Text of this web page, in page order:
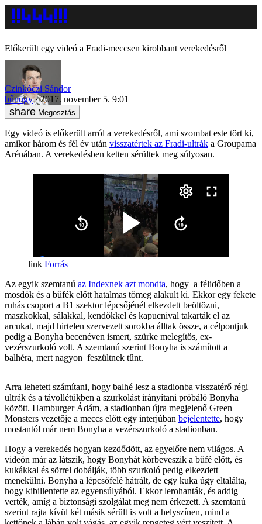
Előkerült egy videó a Fradi-meccsen kirobbant verekedésről
Czinkóczi Sándor
bűnügy
2017. november 5. 9:01
Megosztás
Egy videó is előkerült arról a verekedésről, ami szombat este tört ki,
amikor három és fél év után visszatértek az Fradi-ultrák a Groupama
Arénában. A verekedésben ketten sérültek meg súlyosan.
Forrás
Az egyik szemtanú az Indexnek azt mondta, hogy a félidőben a
mosdók és a büfék előtt hatalmas tömeg alakult ki. Ekkor egy fekete
ruhás csoport a B1 szektor lépcsőjénél elkezdett beöltözni,
maszkokkal, sálakkal, kendőkkel és kapucnival takarták el az
arcukat, majd hirtelen szervezett sorokba álltak össze, a célpontjuk
pedig a Bonyha becenéven ismert, szürke melegítős, ex-
vezérszurkoló volt. A szemtanú szerint Bonyha is számított a
balhéra, mert nagyon feszültnek tűnt.
Arra lehetett számítani, hogy balhé lesz a stadionba visszatérő régi
ultrák és a távollétükben a szurkolást irányítani próbáló Bonyha
között. Hamburger Ádám, a stadionban újra megjelenő Green
Monsters vezetője a meccs előtt egy interjúban bejelentette, hogy
mostantól már nem Bonyha a vezérszurkoló a stadionban.
Hogy a verekedés hogyan kezdődött, az egyelőre nem világos. A
videón már az látszik, hogy Bonyhát körbeveszik a büfé előtt, és
kukákkal és sörrel dobálják, több szurkoló pedig elkezdett
menekülni. Bonyha a lépcsőfelé hátrált, de egy kuka úgy eltalálta,
hogy kibillentette az egyensúlyából. Ekkor lerohanták, és addig
verték, amíg a biztonsági szolgálat meg nem érkezett. A szemtanú
szerint rajta kívül két másik sérült is volt a helyszínen, mind a